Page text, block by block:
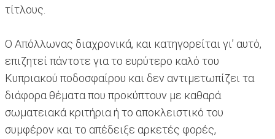
τίτλους.
Ο Απόλλωνας διαχρονικά, και κατηγορείται γι’ αυτό,
επιζητεί πάντοτε για το ευρύτερο καλό του
Κυπριακού ποδοσφαίρου και δεν αντιμετωπίζει τα
διάφορα θέματα που προκύπτουν με καθαρά
σωματειακά κριτήρια ή το αποκλειστικό του
συμφέρον και το απέδειξε αρκετές φορές,